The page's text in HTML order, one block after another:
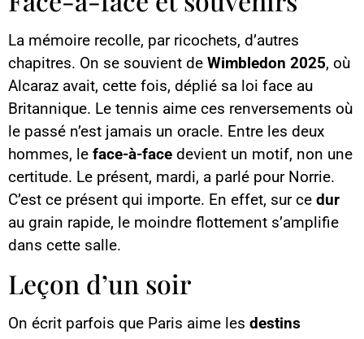
La mémoire recolle, par ricochets, d’autres
chapitres. On se souvient de Wimbledon 2025, où
Alcaraz avait, cette fois, déplié sa loi face au
Britannique. Le tennis aime ces renversements où
le passé n’est jamais un oracle. Entre les deux
hommes, le face-à-face devient un motif, non une
certitude. Le présent, mardi, a parlé pour Norrie.
C’est ce présent qui importe. En effet, sur ce dur
au grain rapide, le moindre flottement s’amplifie
dans cette salle.
Leçon d’un soir
On écrit parfois que Paris aime les destins